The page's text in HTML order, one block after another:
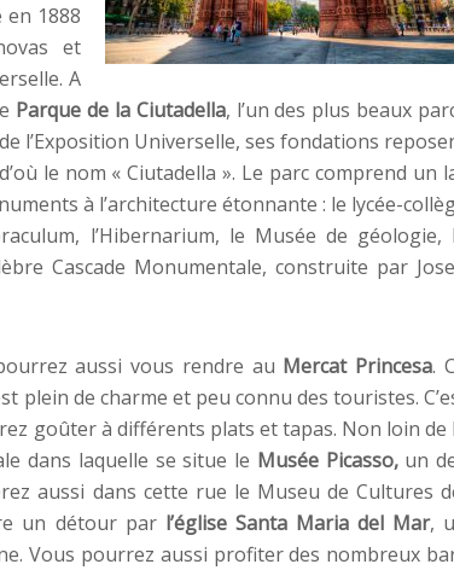
1888
et
A
Parque de la Ciutadella, l’un des plus beaux
l’Exposition Universelle, ses fondations
le nom « Ciutadella ». Le parc comprend un
à l’architecture étonnante : le lycée-
l’Hibernarium, le Musée de géologie,
Cascade Monumentale, construite par
aussi vous rendre au Mercat Princesa.
plein de charme et peu connu des touristes.
goûter à différents plats et tapas. Non loin de
dans laquelle se situe le Musée Picasso,un
aussi dans cette rue le Museu de Cultures
un détour par l’église Santa Maria del Mar,
Vous pourrez aussi profiter des nombreux